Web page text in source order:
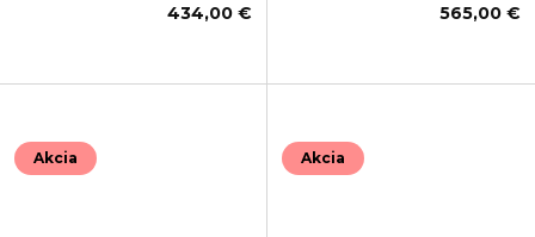
434,00 € 565,00 €
Akcia Akcia